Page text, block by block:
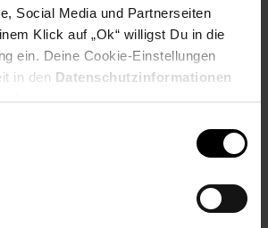
Social Media und Partnerseiten
Klick auf „Ok“ willigst Du in die
ein. Deine Cookie-Einstellungen
in den Datenschutzinformationen
Silberfarben
Handarbeit ist jeder Beistelltisch ein
nach innen gefalzt ist, sind scharfe
worden